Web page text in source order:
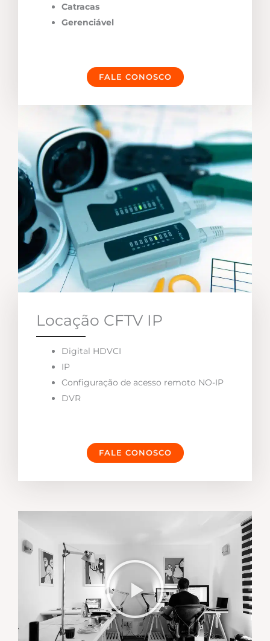
Catracas
Gerenciável
FALE CONOSCO
Locação CFTV IP
Digital HDVCI
IP
Configuração de acesso remoto NO-IP
DVR
FALE CONOSCO